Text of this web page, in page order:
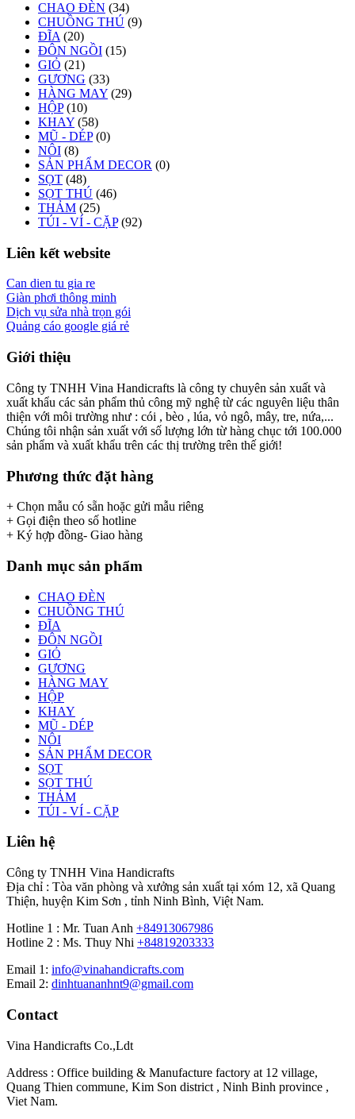
CHAO ĐÈN (34)
CHUỒNG THÚ (9)
ĐĨA (20)
ĐÔN NGỒI (15)
GIỎ (21)
GƯƠNG (33)
HÀNG MAY (29)
HỘP (10)
KHAY (58)
MŨ - DÉP (0)
NÔI (8)
SẢN PHẨM DECOR (0)
SỌT (48)
SỌT THÚ (46)
THẢM (25)
TÚI - VÍ - CẶP (92)
Liên kết website
Can dien tu gia re
Giàn phơi thông minh
Dịch vụ sửa nhà trọn gói
Quảng cáo google giá rẻ
Giới thiệu
Công ty TNHH Vina Handicrafts là công ty chuyên sản xuất và
xuất khẩu các sản phẩm thủ công mỹ nghệ từ các nguyên liệu thân
thiện với môi trường như : cói , bèo , lúa, vỏ ngô, mây, tre, nứa,...
Chúng tôi nhận sản xuất với số lượng lớn từ hàng chục tới 100.000
sản phẩm và xuất khẩu trên các thị trường trên thế giới!
Phương thức đặt hàng
+ Chọn mẫu có sẵn hoặc gửi mẫu riêng
+ Gọi điện theo số hotline
+ Ký hợp đồng- Giao hàng
Danh mục sản phẩm
CHAO ĐÈN
CHUỒNG THÚ
ĐĨA
ĐÔN NGỒI
GIỎ
GƯƠNG
HÀNG MAY
HỘP
KHAY
MŨ - DÉP
NÔI
SẢN PHẨM DECOR
SỌT
SỌT THÚ
THẢM
TÚI - VÍ - CẶP
Liên hệ
Công ty TNHH Vina Handicrafts
Địa chỉ : Tòa văn phòng và xưởng sản xuất tại xóm 12, xã Quang
Thiện, huyện Kim Sơn , tỉnh Ninh Bình, Việt Nam.
Hotline 1 : Mr. Tuan Anh +84913067986
Hotline 2 : Ms. Thuy Nhi +84819203333
Email 1: info@vinahandicrafts.com
Email 2: dinhtuananhnt9@gmail.com
Contact
Vina Handicrafts Co.,Ldt
Address : Office building & Manufacture factory at 12 village,
Quang Thien commune, Kim Son district , Ninh Binh province ,
Viet Nam.